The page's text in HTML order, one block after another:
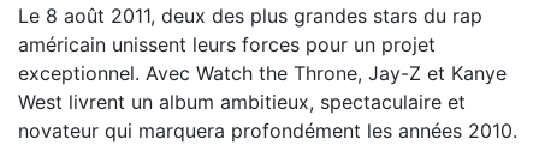
Le 8 août 2011, deux des plus grandes stars du rap
américain unissent leurs forces pour un projet
exceptionnel. Avec Watch the Throne, Jay-Z et Kanye
West livrent un album ambitieux, spectaculaire et
novateur qui marquera profondément les années 2010.